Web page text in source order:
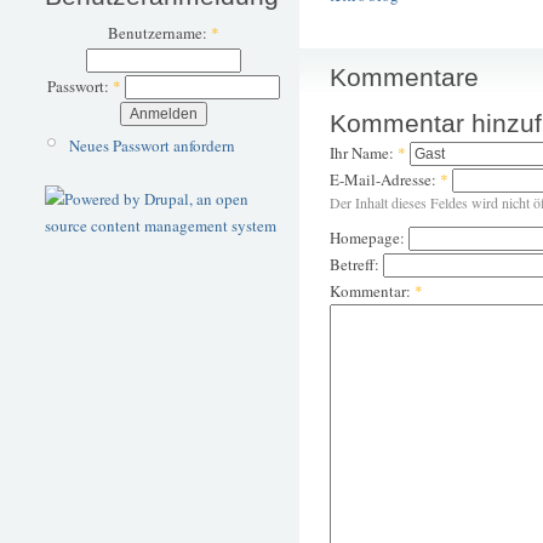
Benutzername: *
Passwort: *
Neues Passwort anfordern
Kommentare
Kommentar
Ihr Name: *
E-Mail-Adresse: *
Der Inhalt dieses Feldes wird nicht
Homepage:
Betreff:
Kommentar: *